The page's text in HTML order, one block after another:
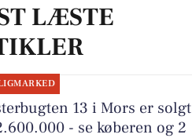
LÆSTE
13 i Mors er solgt
- se køberen og 2